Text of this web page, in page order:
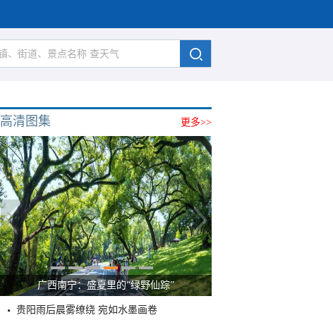
更多>>
高清图集
广西南宁：盛夏里的“绿野仙踪”
贵阳雨后晨雾缭绕 宛如水墨画卷